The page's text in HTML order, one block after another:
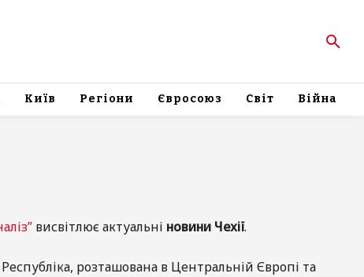
Київ Регіони Євросоюз Світ Війна
висвітлює актуальні новини Чехії.
розташована в Центральній Європі та